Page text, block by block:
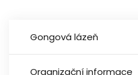
Gongová lázeň
Organizační informace